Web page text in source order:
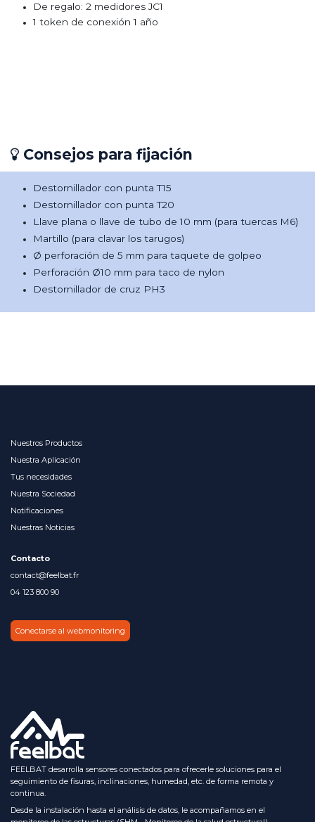
De regalo: 2 medidores JC1
1 token de conexión 1 año
Consejos para fijación
Destornillador con punta T15
Destornillador con punta T20
Llave plana o llave de tubo de 10 mm (para tuercas M6)
Martillo (para clavar los tarugos)
Ø perforación de 5 mm para taquete de golpeo
Perforación Ø10 mm para taco de nylon
Destornillador de cruz PH3
Nuestros Productos
Nuestra Aplicación
Tus necesidades
Nuestra Sociedad
Notificaciones
Nuestras Noticias
Contacto
contact@feelbat.fr
04 123 800 90
Conectarse al webmonitoring
FEELBAT desarrolla sensores conectados para ofrecerle soluciones para el
seguimiento de fisuras, inclinaciones, humedad, etc. de forma remota y
continua.
Desde la instalación hasta el análisis de datos, le acompañamos en el